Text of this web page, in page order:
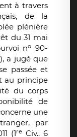
à travers
de la
plénière
du 31 mai
no 90-
a jugé que
passée et
au principe
du corps
de
une
par
(1reCiv., 6